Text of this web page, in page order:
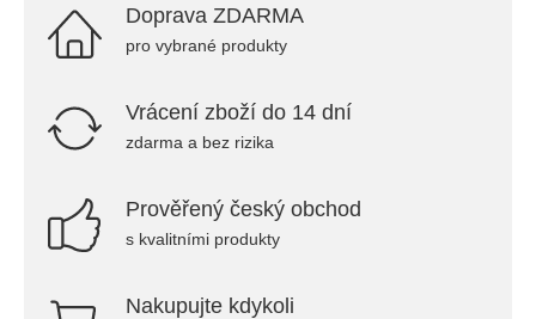
Doprava ZDARMA
pro vybrané produkty
Vrácení zboží do 14 dní
zdarma a bez rizika
Prověřený český obchod
s kvalitními produkty
Nakupujte kdykoli